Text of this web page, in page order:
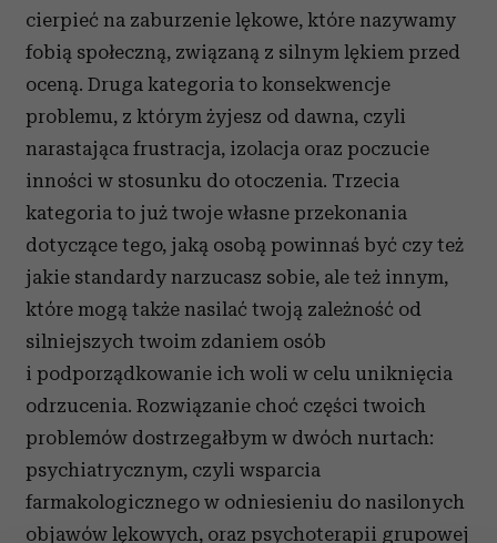
cierpieć na zaburzenie lękowe, które nazywamy
fobią społeczną, związaną z silnym lękiem przed
oceną. Druga kategoria to konsekwencje
problemu, z którym żyjesz od dawna, czyli
narastająca frustracja, izolacja oraz poczucie
inności w stosunku do otoczenia. Trzecia
kategoria to już twoje własne przekonania
dotyczące tego, jaką osobą powinnaś być czy też
jakie standardy narzucasz sobie, ale też innym,
które mogą także nasilać twoją zależność od
silniejszych twoim zdaniem osób
i podporządkowanie ich woli w celu uniknięcia
odrzucenia. Rozwiązanie choć części twoich
problemów dostrzegałbym w dwóch nurtach:
psychiatrycznym, czyli wsparcia
farmakologicznego w odniesieniu do nasilonych
objawów lękowych, oraz psychoterapii grupowej